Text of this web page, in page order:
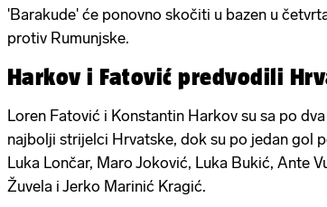
'Barakude' će ponovno skočiti u bazen u
protiv Rumunjske.
Harkov i Fatović predvodili
Loren Fatović i Konstantin Harkov su sa po
najbolji strijelci Hrvatske, dok su po jedan gol
Luka Lončar, Maro Joković, Luka Bukić, Ante
Žuvela i Jerko Marinić Kragić.